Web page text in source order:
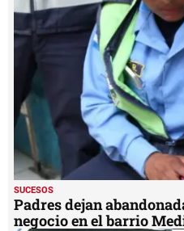
seconds
SUCESOS
Padres dejan
negocio en el barrio